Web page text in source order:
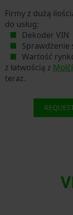
Firmy z dużą
do usług:
Dekoder VIN
Sprawdzenie
Wartość
z łatwością z
teraz.